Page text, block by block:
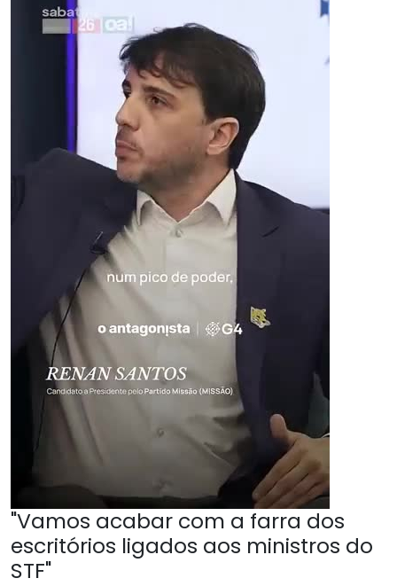
"Vamos acabar com a farra dos
escritórios ligados aos ministros do
STF"